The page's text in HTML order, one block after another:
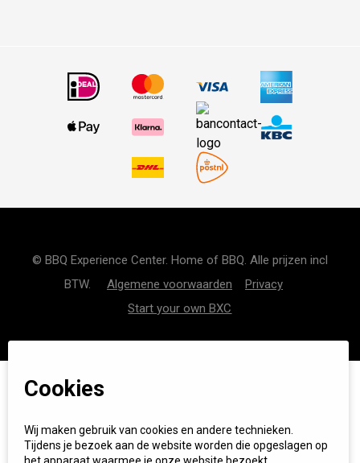
© BBQ Experience Center. Home of BBQ. Alle prijzen incl
BTW. Algemene voorwaarden
Privacy
Start your own BXC
Cookies
Wij maken gebruik van cookies en andere technieken.
Tijdens je bezoek aan de website worden die opgeslagen op
het apparaat waarmee je onze website bezoekt.